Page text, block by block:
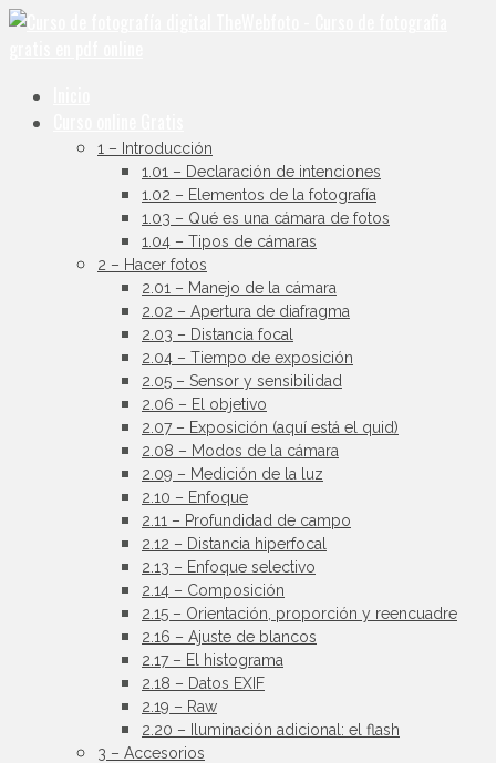
1 – Introducción
1.01 – Declaración de intenciones
1.02 – Elementos de la fotografía
1.03 – Qué es una cámara de fotos
1.04 – Tipos de cámaras
2 – Hacer fotos
2.01 – Manejo de la cámara
2.02 – Apertura de diafragma
2.03 – Distancia focal
2.04 – Tiempo de exposición
2.05 – Sensor y sensibilidad
2.06 – El objetivo
2.07 – Exposición (aquí está el quid)
2.08 – Modos de la cámara
2.09 – Medición de la luz
2.10 – Enfoque
2.11 – Profundidad de campo
2.12 – Distancia hiperfocal
2.13 – Enfoque selectivo
2.14 – Composición
2.15 – Orientación, proporción y reencuadre
2.16 – Ajuste de blancos
2.17 – El histograma
2.18 – Datos EXIF
2.19 – Raw
2.20 – Iluminación adicional: el flash
3 – Accesorios